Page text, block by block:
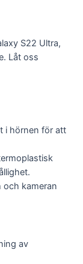
S22 Ultra,
Låt oss
i hörnen för att
och kameran
av